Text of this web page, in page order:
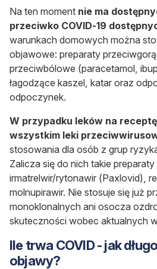
Na ten moment nie ma
przeciwko COVID-19
warunkach domowych można
objawowe: preparaty
przeciwbólowe (paracetamol,
łagodzące kaszel, katar oraz
odpoczynek.
W przypadku leków na
wszystkim leki
stosowania dla osób z grup
Zalicza się do nich takie preparaty
irmatrelwir/rytonawir (Paxlovid),
molnupirawir. Nie stosuje się już
monoklonalnych ani osocza
skuteczności wobec aktualnych
Ile trwa COVID - jak
objawy?